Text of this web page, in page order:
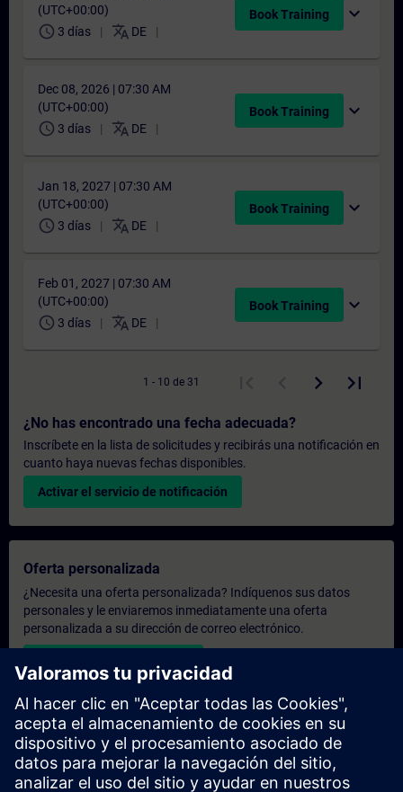
(UTC+00:00)
schedule 3 días translate DE
Book Training expand_more
Dec 08, 2026 | 07:30 AM
(UTC+00:00)
schedule 3 días translate DE
Book Training expand_more
Jan 18, 2027 | 07:30 AM
(UTC+00:00)
schedule 3 días translate DE
Book Training expand_more
Feb 01, 2027 | 07:30 AM
(UTC+00:00)
schedule 3 días translate DE
Book Training expand_more
1 - 10 de 31
¿No has encontrado una fecha adecuada?
Inscríbete en la lista de solicitudes y recibirás una notificación en
cuanto haya nuevas fechas disponibles.
Activar el servicio de notificación
Oferta personalizada
¿Necesita una oferta personalizada? Indíquenos sus datos
personales y le enviaremos inmediatamente una oferta
personalizada a su dirección de correo electrónico.
Enviar una oferta personal
Solicitar presupuesto exclusivo
¿Necesita una formación más especializada y busca un
presupuesto para una formación exclusiva, ya sea presencial,